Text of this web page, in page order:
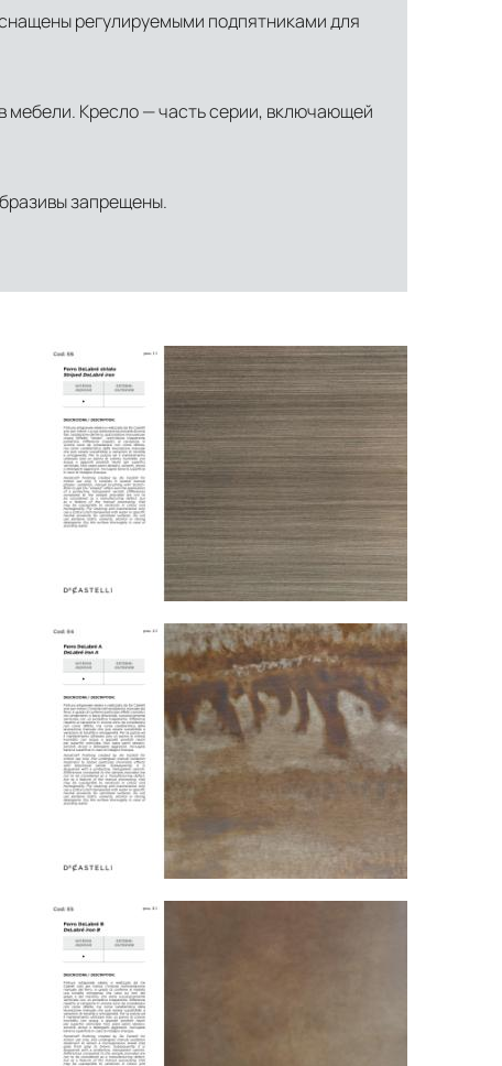
регулируемыми подпятниками для
мебели. Кресло — часть серии, включающей
запрещены.